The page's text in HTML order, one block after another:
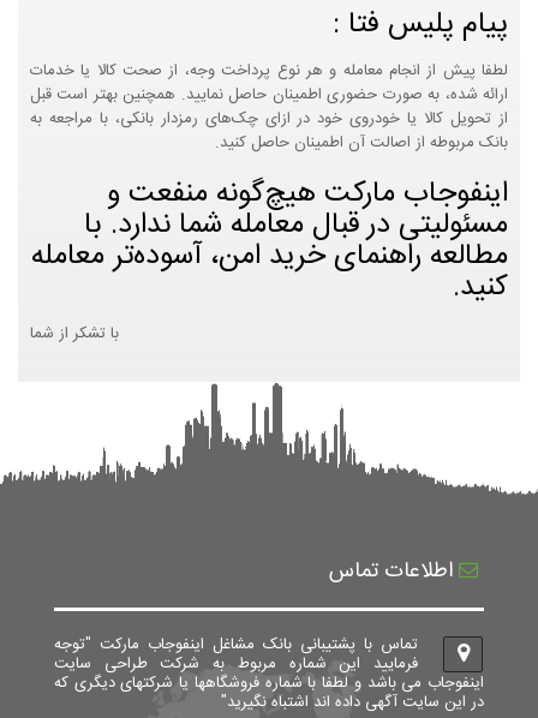
پیام پلیس فتا :
لطفا پیش از انجام معامله و هر نوع پرداخت وجه، از صحت کالا یا خدمات
ارائه شده، به صورت حضوری اطمینان حاصل نمایید. همچنین بهتر است قبل
از تحویل کالا یا خودروی خود در ازای چک‌های رمزدار بانکی، با مراجعه به
بانک مربوطه از اصالت آن اطمینان حاصل کنید.
اینفوجاب مارکت هیچ‌گونه منفعت و
مسئولیتی در قبال معامله شما ندارد. با
مطالعه راهنمای خرید امن، آسوده‌تر معامله
کنید.
با تشکر از شما
اطلاعات تماس
تماس با پشتیبانی بانک مشاغل اینفوجاب مارکت "توجه
فرمایید این شماره مربوط به شرکت طراحی سایت
اینفوجاب می باشد و لطفا با شماره فروشگاهها یا شرکتهای دیگری که
در این سایت آگهی داده اند اشتباه نگیرید"